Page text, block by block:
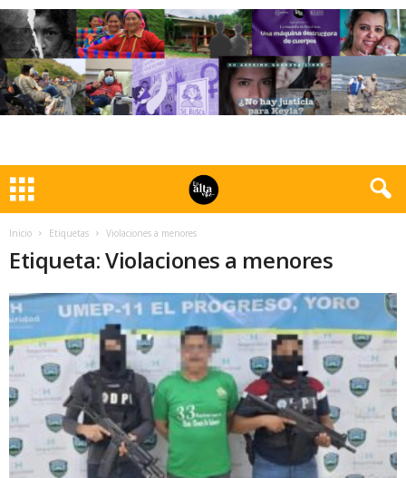
Inicio Etiquetas Violaciones a menores
Etiqueta: Violaciones a menores